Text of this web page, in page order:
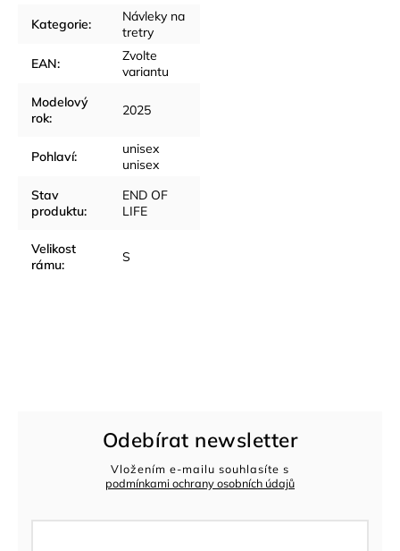
Kategorie:
Návleky na
tretry
EAN:
Zvolte
variantu
Modelový
rok: 2025
Pohlaví:
unisex
unisex
Stav
produktu:
END OF
LIFE
Velikost
rámu: S
Odebírat newsletter
Vložením e-mailu souhlasíte s
podmínkami ochrany osobních údajů